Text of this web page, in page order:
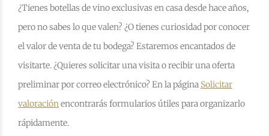
¿Tienes botellas de vino exclusivas en casa desde hace años,
pero no sabes lo que valen? ¿O tienes curiosidad por conocer
el valor de venta de tu bodega? Estaremos encantados de
visitarte. ¿Quieres solicitar una visita o recibir una oferta
preliminar por correo electrónico? En la página Solicitar
valoraciónencontrarás formularios útiles para organizarlo
rápidamente.